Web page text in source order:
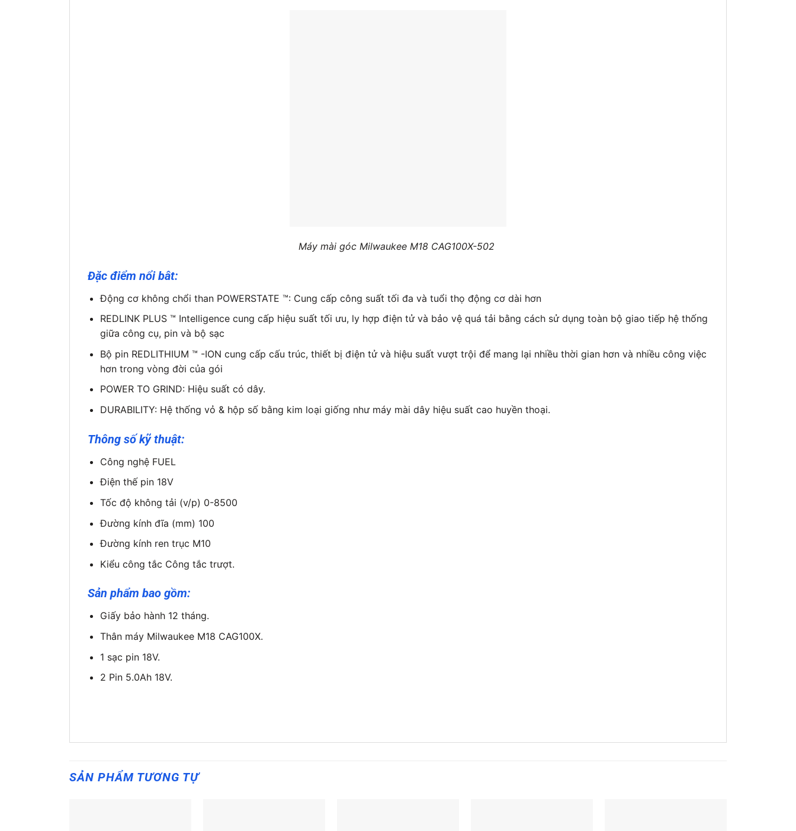
Máy mài góc Milwaukee M18 CAG100X-502
Đặc điểm nổi bât:
Động cơ không chổi than POWERSTATE ™: Cung cấp công suất tối đa và tuổi thọ động cơ dài hơn
REDLINK PLUS ™ Intelligence cung cấp hiệu suất tối ưu, ly hợp điện tử và bảo vệ quá tải bằng cách sử dụng toàn bộ giao tiếp hệ thống
giữa công cụ, pin và bộ sạc
Bộ pin REDLITHIUM ™ -ION cung cấp cấu trúc, thiết bị điện tử và hiệu suất vượt trội để mang lại nhiều thời gian hơn và nhiều công việc
hơn trong vòng đời của gói
POWER TO GRIND: Hiệu suất có dây.
DURABILITY: Hệ thống vỏ & hộp số bằng kim loại giống như máy mài dây hiệu suất cao huyền thoại.
Thông số kỹ thuật:
Công nghệ FUEL
Điện thế pin 18V
Tốc độ không tải (v/p) 0-8500
Đường kính đĩa (mm) 100
Đường kính ren trục M10
Kiểu công tắc Công tắc trượt.
Sản phẩm bao gồm:
Giấy bảo hành 12 tháng.
Thân máy Milwaukee M18 CAG100X.
1 sạc pin 18V.
2 Pin 5.0Ah 18V.
SẢN PHẨM TƯƠNG TỰ